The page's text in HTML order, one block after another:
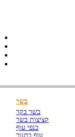
בשר
בשר בקר
קציצות בשר
כנפי עוף
עוף בתנור